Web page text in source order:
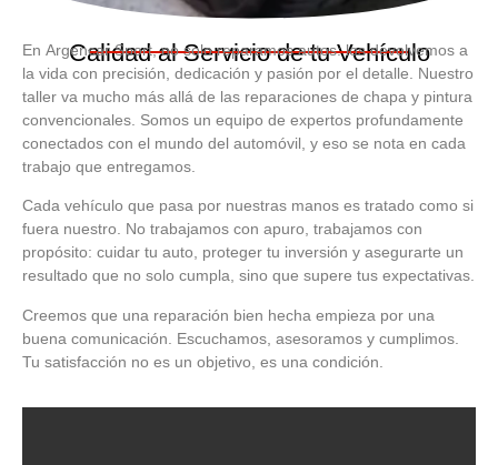
Calidad al Servicio de tu Vehículo
En Argencar Sport, no solo reparamos autos: los devolvemos a
la vida con precisión, dedicación y pasión por el detalle. Nuestro
taller va mucho más allá de las reparaciones de chapa y pintura
convencionales. Somos un equipo de expertos profundamente
conectados con el mundo del automóvil, y eso se nota en cada
trabajo que entregamos.
Cada vehículo que pasa por nuestras manos es tratado como si
fuera nuestro. No trabajamos con apuro, trabajamos con
propósito: cuidar tu auto, proteger tu inversión y asegurarte un
resultado que no solo cumpla, sino que supere tus expectativas.
Creemos que una reparación bien hecha empieza por una
buena comunicación. Escuchamos, asesoramos y cumplimos.
Tu satisfacción no es un objetivo, es una condición.